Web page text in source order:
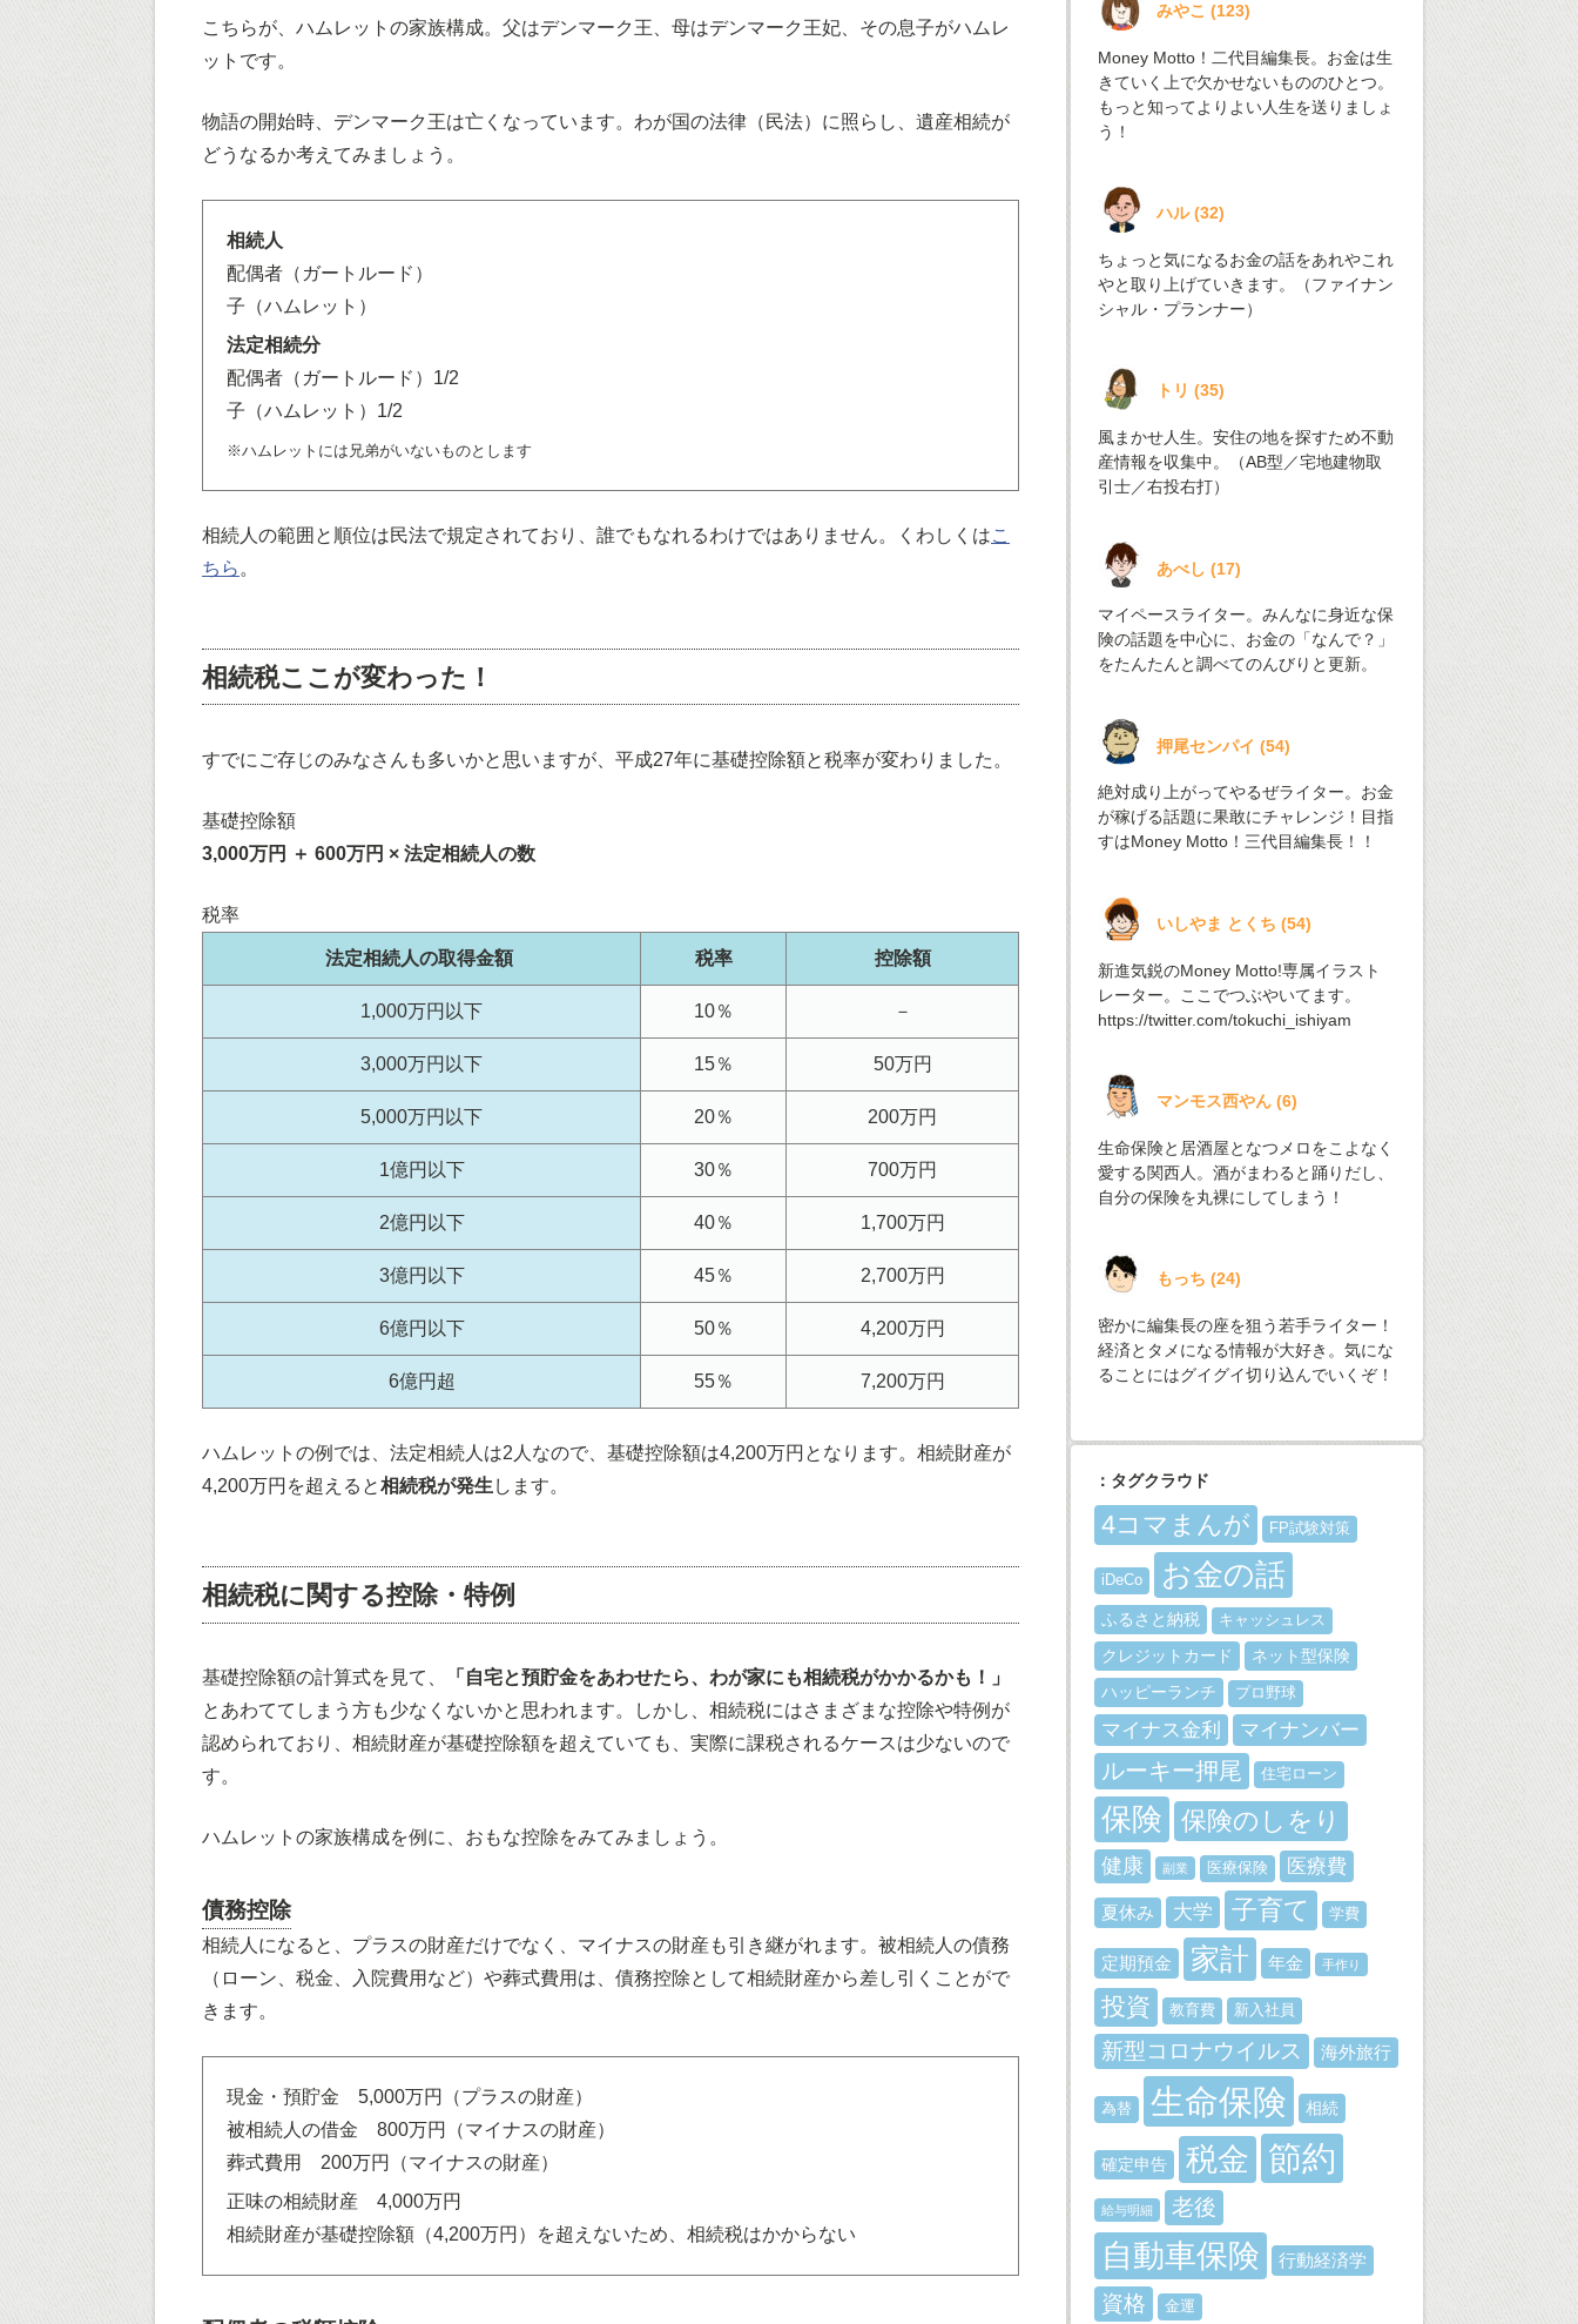
こちらが、ハムレットの家族構成。父はデンマーク王、母はデンマーク王妃、その息子がハムレ
ットです。
物語の開始時、デンマーク王は亡くなっています。わが国の法律（民法）に照らし、遺産相続が
どうなるか考えてみましょう。
相続人
配偶者（ガートルード）
子（ハムレット）
法定相続分
配偶者（ガートルード）1/2
子（ハムレット）1/2
※ハムレットには兄弟がいないものとします
相続人の範囲と順位は民法で規定されており、誰でもなれるわけではありません。くわしくはこ
ちら 。
相続税ここが変わった！
すでにご存じのみなさんも多いかと思いますが、平成27年に基礎控除額と税率が変わりました。
基礎控除額
3,000万円 ＋ 600万円 × 法定相続人の数
税率
法定相続人の取得金額 税率 控除額
1,000万円以下 10％ －
3,000万円以下 15％ 50万円
5,000万円以下 20％ 200万円
1億円以下 30％ 700万円
2億円以下 40％ 1,700万円
3億円以下 45％ 2,700万円
6億円以下 50％ 4,200万円
6億円超 55％ 7,200万円
ハムレットの例では、法定相続人は2人なので、基礎控除額は4,200万円となります。相続財産が
4,200万円を超えると相続税が発生 します。
相続税に関する控除・特例
基礎控除額の計算式を見て、
「自宅と預貯金をあわせたら、わが家にも相続税がかかるかも！」
とあわててしまう方も少なくないかと思われます。しかし、相続税にはさまざまな控除や特例が
認められており、相続財産が基礎控除額を超えていても、実際に課税されるケースは少ないので
す。
ハムレットの家族構成を例に、おもな控除をみてみましょう。
債務控除
相続人になると、プラスの財産だけでなく、マイナスの財産も引き継がれます。被相続人の債務
（ローン、税金、入院費用など）や葬式費用は、債務控除として相続財産から差し引くことがで
きます。
現金・預貯金 5,000万円（プラスの財産）
被相続人の借金 800万円（マイナスの財産）
葬式費用 200万円（マイナスの財産）
正味の相続財産 4,000万円
相続財産が基礎控除額（4,200万円）を超えないため、相続税はかからない
みやこ (123)
Money Motto！二代目編集長。お金は生
きていく上で欠かせないもののひとつ。
もっと知ってよりよい人生を送りましょ
う！
ハル(32)
ちょっと気になるお金の話をあれやこれ
やと取り上げていきます。（ファイナン
シャル・プランナー）
トリ (35)
風まかせ人生。安住の地を探すため不動
産情報を収集中。（AB型／宅地建物取
引士／右投右打）
あべし (17)
マイペースライター。みんなに身近な保
険の話題を中心に、お金の「なんで？」
をたんたんと調べてのんびりと更新。
押尾センパイ (54)
絶対成り上がってやるぜライター。お金
が稼げる話題に果敢にチャレンジ！目指
すはMoney Motto！三代目編集長！！
いしやま とくち (54)
新進気鋭のMoney Motto!専属イラスト
レーター。ここでつぶやいてます。
https://twitter.com/tokuchi_ishiyam
マンモス西やん (6)
生命保険と居酒屋となつメロをこよなく
愛する関西人。酒がまわると踊りだし、
自分の保険を丸裸にしてしまう！
もっち (24)
密かに編集長の座を狙う若手ライター！
経済とタメになる情報が大好き。気にな
ることにはグイグイ切り込んでいくぞ！
：タグクラウド
4コマまんが FP試験対策
iDeCo お金の話
ふるさと納税 キャッシュレス
クレジットカード
ネット型保険
ハッピーランチ
プロ野球
マイナス金利 マイナンバー
ルーキー押尾 住宅ローン
保険 保険のしをり
健康 副業 医療保険 医療費
夏休み 大学 子育て 学費
定期預金 家計 年金 手作り
投資 教育費 新入社員
新型コロナウイルス 海外旅行
為替 生命保険 相続
確定申告 税金 節約
給与明細 老後
自動車保険 行動経済学
資格 金運